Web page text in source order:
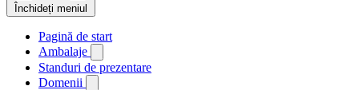
Închideți meniul
Pagină de start
Ambalaje
Standuri de prezentare
Domenii